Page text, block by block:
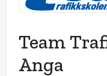
Team
Anga